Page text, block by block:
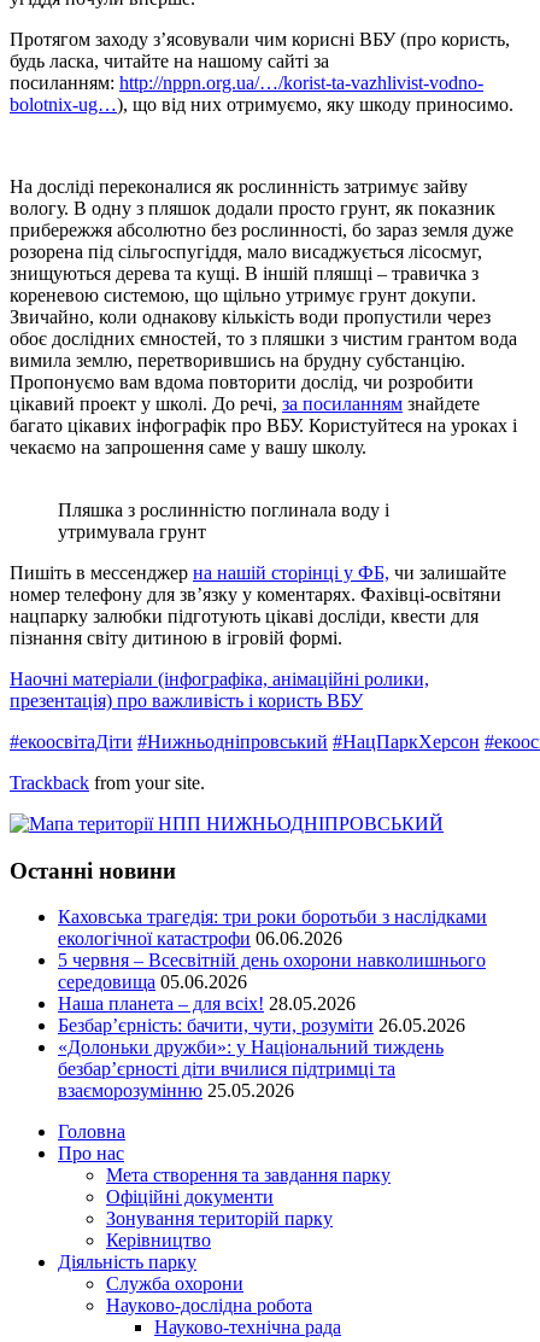
Протягом заходу з’ясовували чим корисні ВБУ (про користь,
будь ласка, читайте на нашому сайті за
посиланням: http://nppn.org.ua/…/korist-ta-vazhlivist-vodno-
bolotnix-ug…), що від них отримуємо, яку шкоду приносимо.
На досліді переконалися як рослинність затримує зайву
вологу. В одну з пляшок додали просто грунт, як показник
прибережжя абсолютно без рослинності, бо зараз земля дуже
розорена під сільгоспугіддя, мало висаджується лісосмуг,
знищуються дерева та кущі. В іншій пляшці – травичка з
кореневою системою, що щільно утримує грунт докупи.
Звичайно, коли однакову кількість води пропустили через
обоє дослідних ємностей, то з пляшки з чистим грантом вода
вимила землю, перетворившись на брудну субстанцію.
Пропонуємо вам вдома повторити дослід, чи розробити
цікавий проект у школі. До речі, за посиланням знайдете
багато цікавих інфографік про ВБУ. Користуйтеся на уроках і
чекаємо на запрошення саме у вашу школу.
Пляшка з рослинністю поглинала воду і
утримувала грунт
Пишіть в мессенджер на нашій сторінці у ФБ, чи залишайте
номер телефону для зв’язку у коментарях. Фахівці-освітяни
нацпарку залюбки підготують цікаві досліди, квести для
пізнання світу дитиною в ігровій формі.
Наочні матеріали (інфографіка, анімаційні ролики,
презентація) про важливість і користь ВБУ
#екоосвітаДіти #Нижньодніпровський #НацПаркХерсон
Trackback from your site.
Останні новини
Каховська трагедія: три роки боротьби з наслідками
екологічної катастрофи 06.06.2026
5 червня – Всесвітній день охорони навколишнього
середовища 05.06.2026
Наша планета – для всіх! 28.05.2026
Безбар’єрність: бачити, чути, розуміти 26.05.2026
«Долоньки дружби»: у Національний тиждень
безбар’єрності діти вчилися підтримці та
взаєморозумінню 25.05.2026
Головна
Про нас
Мета створення та завдання парку
Офіційні документи
Зонування територій парку
Керівництво
Діяльність парку
Служба охорони
Науково-дослідна робота
Науково-технічна рада